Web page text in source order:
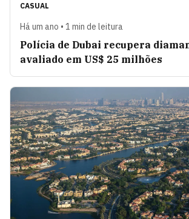
CASUAL
Há um ano • 1 min de leitura
Polícia de Dubai recupera
avaliado em US$ 25 milhões